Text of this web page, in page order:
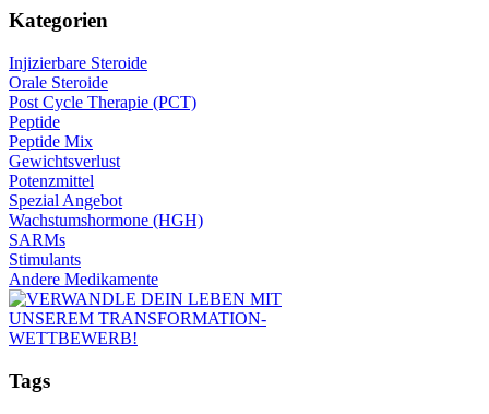
Kategorien
Injizierbare Steroide
Orale Steroide
Post Cycle Therapie (PCT)
Peptide
Peptide Mix
Gewichtsverlust
Potenzmittel
Spezial Angebot
Wachstumshormone (HGH)
SARMs
Stimulants
Andere Medikamente
Tags